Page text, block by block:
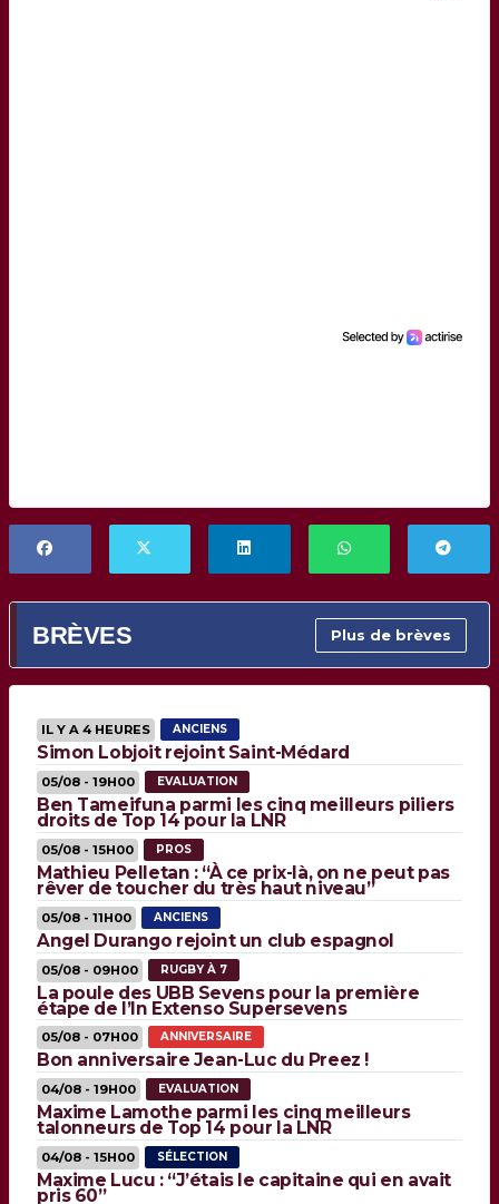
BRÈVES Plus de brèves
IL Y A 4 HEURES ANCIENS
Simon Lobjoit rejoint Saint-Médard
05/08 - 19H00 EVALUATION
Ben Tameifuna parmi les cinq meilleurs piliers
droits de Top 14 pour la LNR
05/08 - 15H00 PROS
Mathieu Pelletan : “À ce prix-là, on ne peut pas
rêver de toucher du très haut niveau”
05/08 - 11H00 ANCIENS
Angel Durango rejoint un club espagnol
05/08 - 09H00 RUGBY À 7
La poule des UBB Sevens pour la première
étape de l’In Extenso Supersevens
05/08 - 07H00 ANNIVERSAIRE
Bon anniversaire Jean-Luc du Preez !
04/08 - 19H00 EVALUATION
Maxime Lamothe parmi les cinq meilleurs
talonneurs de Top 14 pour la LNR
04/08 - 15H00 SÉLECTION
Maxime Lucu : “J’étais le capitaine qui en avait
pris 60”